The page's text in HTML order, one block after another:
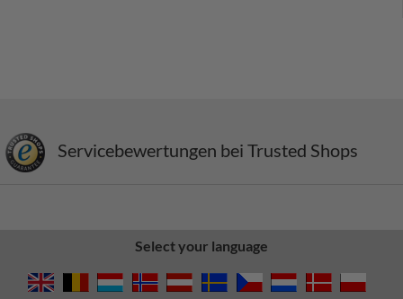
Servicebewertungen bei Trusted Shops
Select your language